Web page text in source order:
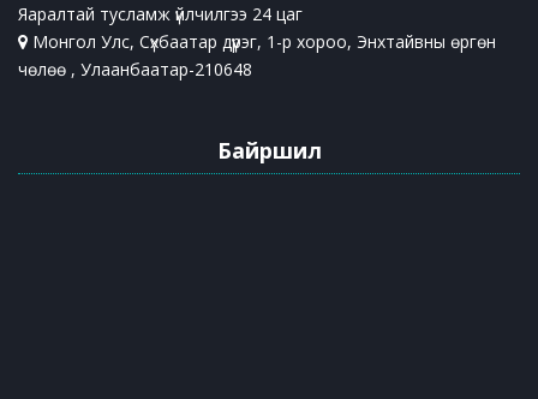
Яаралтай тусламж үйлчилгээ 24 цаг
Монгол Улс, Сүхбаатар дүүрэг, 1-р хороо, Энхтайвны өргөн
чөлөө , Улаанбаатар-210648
Байршил